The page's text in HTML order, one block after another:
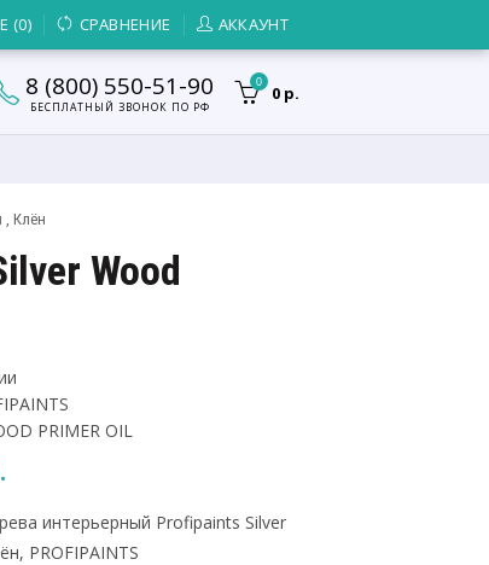
(0) СРАВНЕНИЕ АККАУНТ
8 (800) 550-51-90
БЕСПЛАТНЫЙ ЗВОНОК ПО РФ
0 0 р.
, Клён
Wood
PRIMER OIL
интерьерный Profipaints Silver
PROFIPAINTS